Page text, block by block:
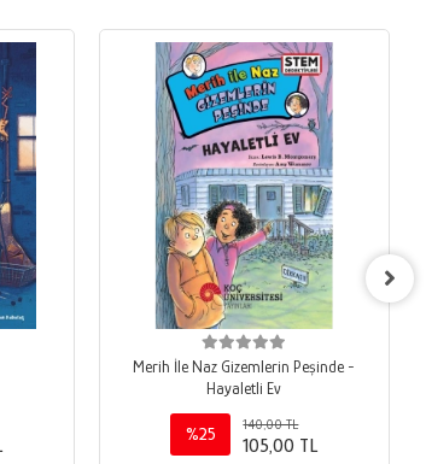
Merih İle Naz Gizemlerin Peşinde -
Hayaletli Ev
%25
140,00 TL
105,00 TL